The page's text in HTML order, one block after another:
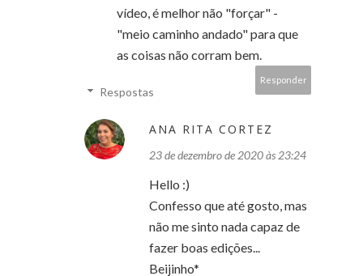
vídeo, é melhor não "forçar" -
"meio caminho andado" para que
as coisas não corram bem.
Responder
Respostas
ANA RITA CORTEZ
23 de dezembro de 2020 às 23:24
Hello :)
Confesso que até gosto, mas
não me sinto nada capaz de
fazer boas edições...
Beijinho*